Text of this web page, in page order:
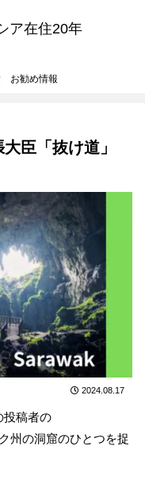
ア在住20年
お勧め情報
臣「抜け道」
2024.08.17
投稿者の
州の洞窟のひとつを捉